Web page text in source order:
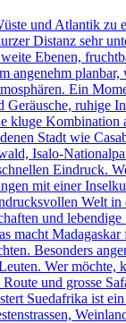
und Atlantik
Distanz sehr
Ebenen,
angenehm
Ein
ruhige
kluge
Stadt wie
Isalo-
Eindruck.
mit einer
Welt
und
Besonders
Wer
und grosse
Suedafrika ist